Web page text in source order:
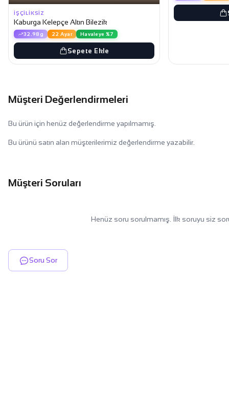
İŞÇILIKSIZ
Kaburga Kelepçe Altın Bilezik
32.98g 22 Ayar Havaleye %7
Sepete Ekle
Müşteri Değerlendirmeleri
Bu ürün için henüz değerlendirme yapılmamış.
Bu ürünü satın alan müşterilerimiz değerlendirme yazabilir.
Müşteri Soruları
Henüz soru sorulmamış. İlk soruyu siz
Soru Sor